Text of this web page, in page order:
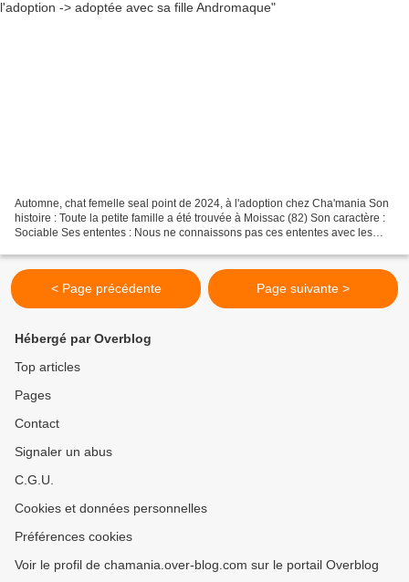
Automne, chat femelle seal point de 2024, à l'adoption chez Cha'mania Son
histoire : Toute la petite famille a été trouvée à Moissac (82) Son caractère :
Sociable Ses ententes : Nous ne connaissons pas ces ententes avec les
< Page précédente Page suivante >
Hébergé par Overblog
Top articles
Pages
Contact
Signaler un abus
C.G.U.
Cookies et données personnelles
Préférences cookies
Voir le profil de chamania.over-blog.com sur le portail Overblog